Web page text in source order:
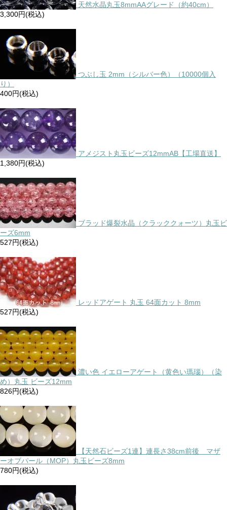
天然水晶丸玉8mmAAグレード（約40cm）
3,300円(税込)
つぶし玉 2mm（シルバー色）（10000個入
り）
400円(税込)
アメジスト丸玉ビーズ12mmAB【工場直送】
1,380円(税込)
ブラッド爆裂水晶（クラッククォーツ）丸玉ビ
ーズ6mm
527円(税込)
レッドアゲート 丸玉 64面カット 8mm
527円(税込)
濃い色 イエローアゲート（黄色い瑪瑙）（染
め）丸玉 ビーズ12mm
826円(税込)
【天然石ビーズ1連】連長さ38cm前後 マザ
ーオブパール（MOP）丸玉ビーズ8mm
780円(税込)